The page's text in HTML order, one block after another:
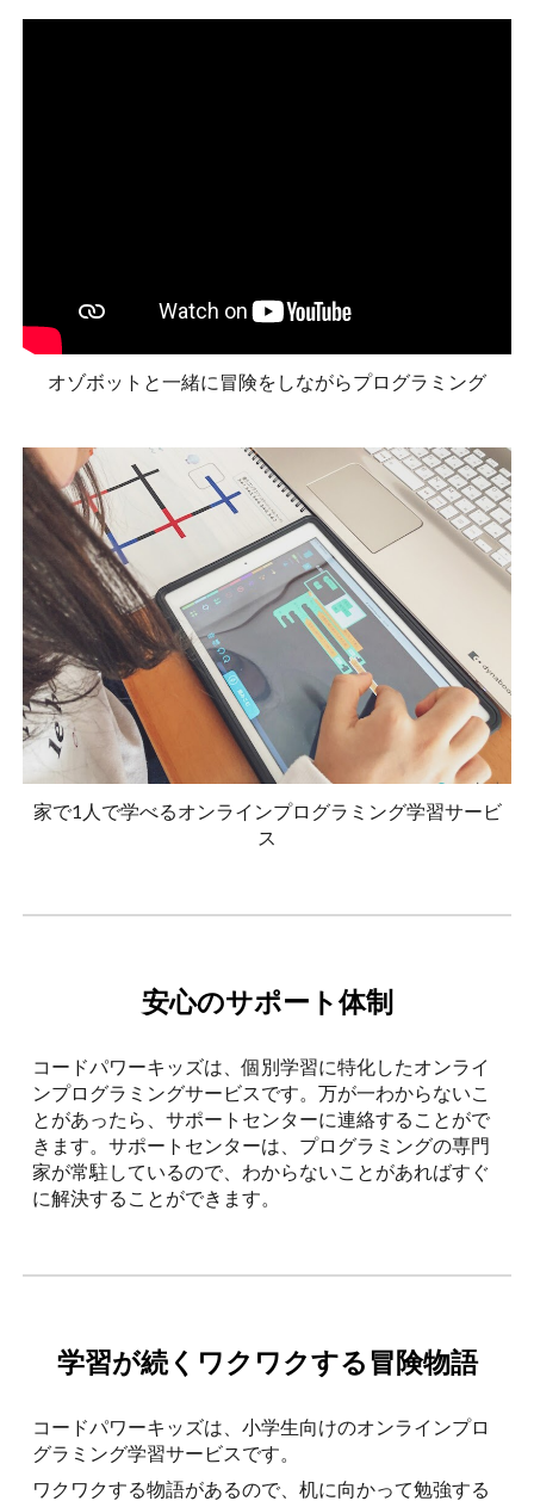
オゾボットと一緒に冒険をしながらプログラミング
家で1人で学べるオンラインプログラミング学習サービ
ス
安心のサポート体制
コードパワーキッズは、個別学習に特化したオンライ
ンプログラミングサービスです。万が一わからないこ
とがあったら、サポートセンターに連絡することがで
きます。サポートセンターは、プログラミングの専門
家が常駐しているので、わからないことがあればすぐ
に解決することができます。
学習が続くワクワクする冒険物語
コードパワーキッズは、小学生向けのオンラインプロ
グラミング学習サービスです。
ワクワクする物語があるので、机に向かって勉強する